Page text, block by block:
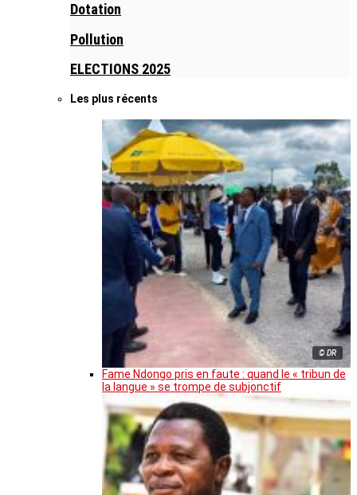
Dotation
Pollution
ELECTIONS 2025
Les plus récents
© DR
Fame Ndongo pris en faute : quand le « tribun de
la langue » se trompe de subjonctif